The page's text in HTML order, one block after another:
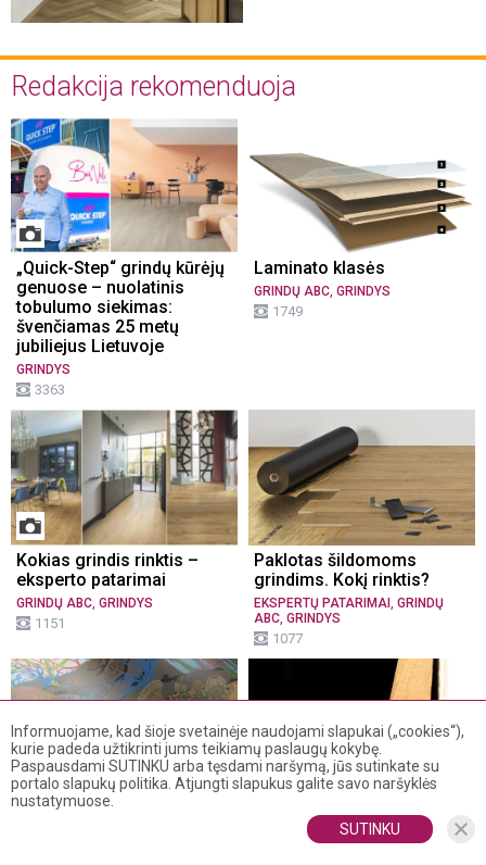
Redakcija rekomenduoja
„Quick-Step“ grindų kūrėjų
genuose – nuolatinis
tobulumo siekimas:
švenčiamas 25 metų
jubiliejus Lietuvoje
GRINDYS
3363
Laminato klasės
GRINDŲ ABC, GRINDYS
1749
Kokias grindis rinktis –
eksperto patarimai
GRINDŲ ABC, GRINDYS
1151
Paklotas šildomoms
grindims. Kokį rinktis?
EKSPERTŲ PATARIMAI , GRINDŲ
ABC, GRINDYS
1077
Tapetų klijavimas: 8
Įsigijau grindjuostes – kaip
tvirtinti? | Eksperto
patarimai
Informuojame, kad šioje svetainėje naudojami slapukai („cookies“),
kurie padeda užtikrinti jums teikiamų paslaugų kokybę.
Paspausdami SUTINKU arba tęsdami naršymą, jūs sutinkate su
portalo slapukų politika. Atjungti slapukus galite savo naršyklės
nustatymuose.
SUTINKU